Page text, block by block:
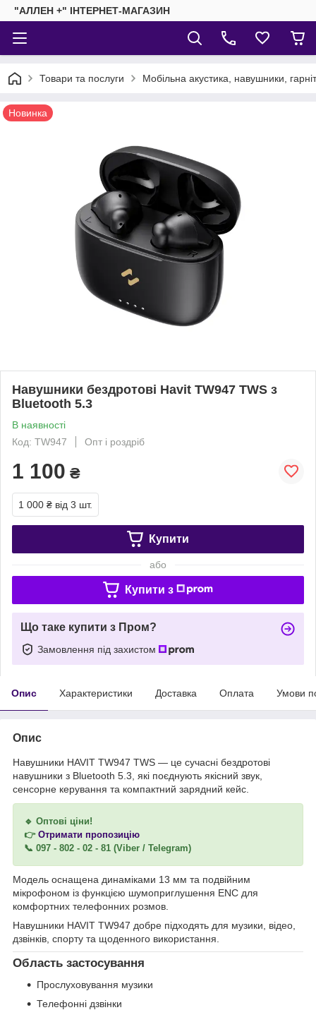
"АЛЛЕН +" ІНТЕРНЕТ-МАГАЗИН
Товари та послуги Мобільна акустика, навушники,
Новинка
Навушники бездротові Havit TW947 TWS з
Bluetooth 5.3
В наявності
Код: TW947
Опт і роздріб
1 100 ₴
1 000 ₴ від 3 шт.
Купити
або
Купити з
Що таке купити з Пром?
Замовлення під захистом
Опис Характеристики Доставка Оплата Умови
Опис
Навушники HAVIT TW947 TWS — це сучасні бездротові
навушники з Bluetooth 5.3, які поєднують якісний звук,
сенсорне керування та компактний зарядний кейс.
🔹 Оптові ціни!
👉 Отримати пропозицію
📞 097 - 802 - 02 - 81 (Viber / Telegram)
Модель оснащена динаміками 13 мм та подвійним
мікрофоном із функцією шумоприглушення ENC для
комфортних телефонних розмов.
Навушники HAVIT TW947 добре підходять для музики, відео,
дзвінків, спорту та щоденного використання.
Область застосування
Прослуховування музики
Телефонні дзвінки